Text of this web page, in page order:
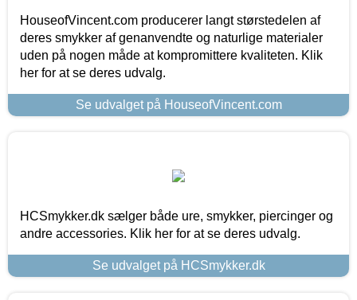
HouseofVincent.com producerer langt størstedelen af
deres smykker af genanvendte og naturlige materialer
uden på nogen måde at kompromittere kvaliteten. Klik
her for at se deres udvalg.
Se udvalget på HouseofVincent.com
HCSmykker.dk sælger både ure, smykker, piercinger og
andre accessories. Klik her for at se deres udvalg.
Se udvalget på HCSmykker.dk